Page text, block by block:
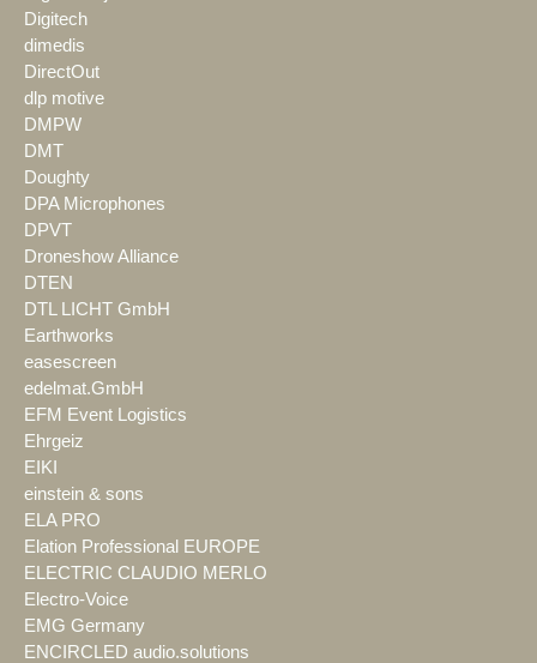
Digitech
dimedis
DirectOut
dlp motive
DMPW
DMT
Doughty
DPA Microphones
DPVT
Droneshow Alliance
DTEN
DTL LICHT GmbH
Earthworks
easescreen
edelmat.GmbH
EFM Event Logistics
Ehrgeiz
EIKI
einstein & sons
ELA PRO
Elation Professional EUROPE
ELECTRIC CLAUDIO MERLO
Electro-Voice
EMG Germany
ENCIRCLED audio.solutions